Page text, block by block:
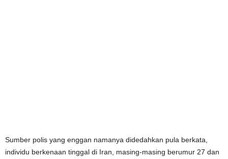
Sumber polis yang enggan namanya didedahkan pula berkata,
individu berkenaan tinggal di Iran, masing-masing berumur 27 dan